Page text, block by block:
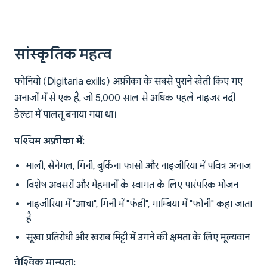
सांस्कृतिक महत्व
फोनियो (Digitaria exilis) अफ्रीका के सबसे पुराने खेती किए गए
अनाजों में से एक है, जो 5,000 साल से अधिक पहले नाइजर नदी
डेल्टा में पालतू बनाया गया था।
पश्चिम अफ्रीका में:
माली, सेनेगल, गिनी, बुर्किना फासो और नाइजीरिया में पवित्र अनाज
विशेष अवसरों और मेहमानों के स्वागत के लिए पारंपरिक भोजन
नाइजीरिया में "आचा", गिनी में "फंडी", गाम्बिया में "फोनी" कहा जाता
है
सूखा प्रतिरोधी और खराब मिट्टी में उगने की क्षमता के लिए मूल्यवान
वैश्विक मान्यता: